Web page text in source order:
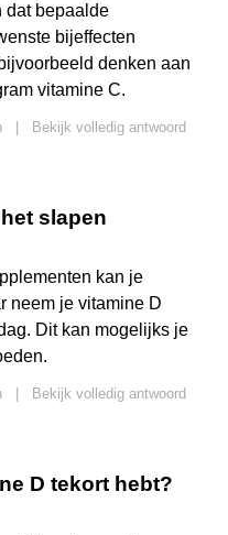
dat bepaalde
bijeffecten
denken aan
vitamine C.
Bekijk volledig antwoord
slapen
kan je
neem je vitamine D
Dit kan mogelijks je
Bekijk volledig antwoord
D tekort hebt?